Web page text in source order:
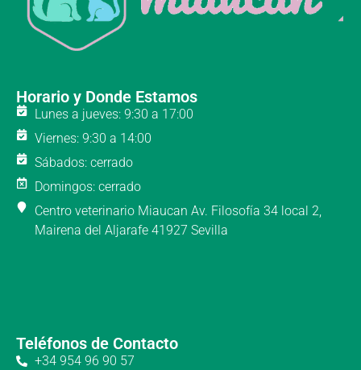
Horario y Donde Estamos
Lunes a jueves: 9:30 a 17:00
Viernes: 9:30 a 14:00
Sábados: cerrado
Domingos: cerrado
Centro veterinario Miaucan Av. Filosofía 34 local 2,
Mairena del Aljarafe 41927 Sevilla
Teléfonos de Contacto
+34 954 96 90 57